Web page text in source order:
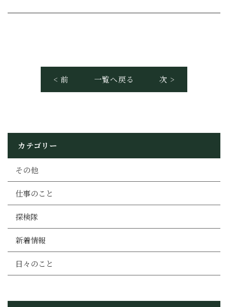
< 前 一覧へ戻る 次 >
カテゴリー
その他
仕事のこと
探検隊
新着情報
日々のこと